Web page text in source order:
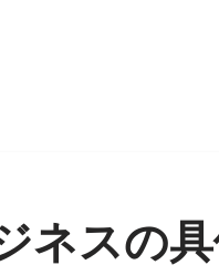
ネスの